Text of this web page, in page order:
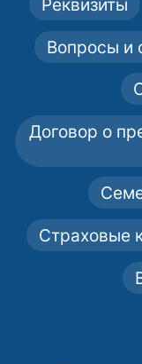
Реквизиты
Вопросы и
Договор о
Страховые